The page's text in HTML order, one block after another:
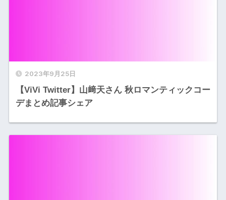
2023年9月25日
【ViVi Twitter】山﨑天さん 秋ロマンティックコー
デまとめ記事シェア